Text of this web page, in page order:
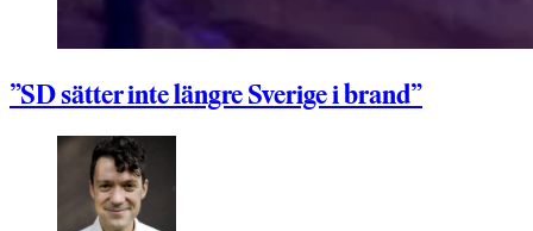
”SD sätter inte längre Sverige i brand”